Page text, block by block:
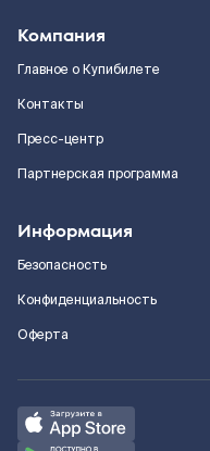
Компания
Главное о Купибилете
Контакты
Пресс-центр
Партнерская программа
Информация
Безопасность
Конфиденциальность
Оферта